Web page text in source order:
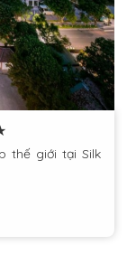
thế giới tại Silk